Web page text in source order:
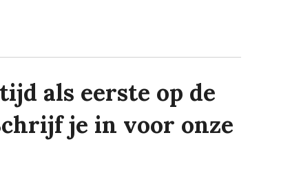
als eerste op de
je in voor onze